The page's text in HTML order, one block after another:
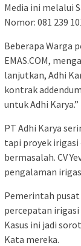
Media ini melalui
Nomor: 081 239
Beberapa Warga
EMAS.COM,
lanjutkan, Adhi
kontrak
untuk Adhi Karya.”
PT Adhi Karya
tapi proyek
bermasalah. CV
pengalaman
Pemerintah
percepatan
Kasus ini jadi
Kata mereka.